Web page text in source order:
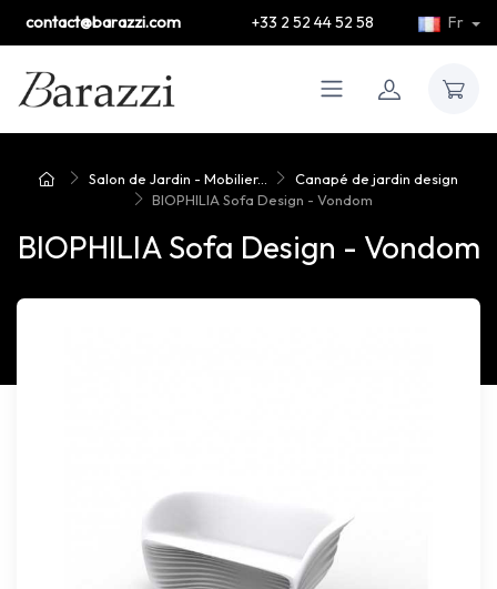
contact@barazzi.com +33 2 52 44 52 58 Fr
Salon de Jardin - Mobilier...
Canapé de jardin design
BIOPHILIA Sofa Design - Vondom
BIOPHILIA Sofa Design - Vondom